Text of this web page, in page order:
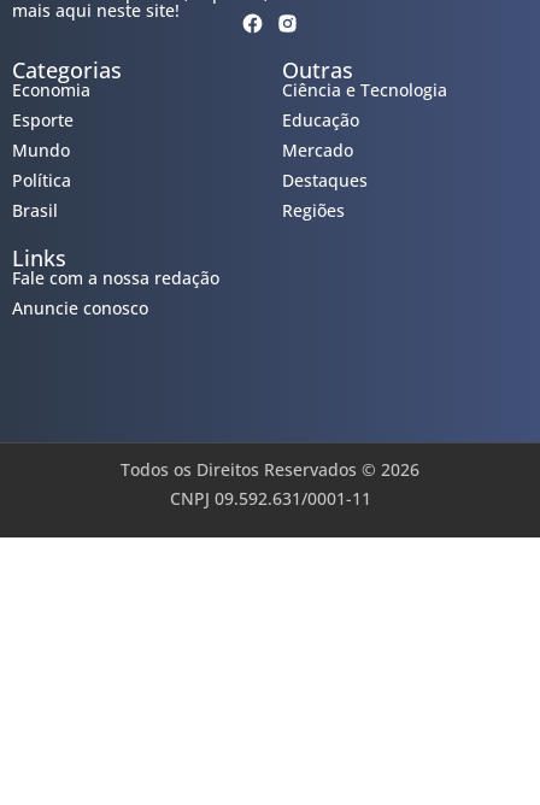
mais aqui neste site!
Categorias
Economia
Esporte
Mundo
Política
Brasil
Outras
Ciência e Tecnologia
Educação
Mercado
Destaques
Regiões
Links
Fale com a nossa redação
Anuncie conosco
Todos os Direitos Reservados © 2026
CNPJ 09.592.631/0001-11